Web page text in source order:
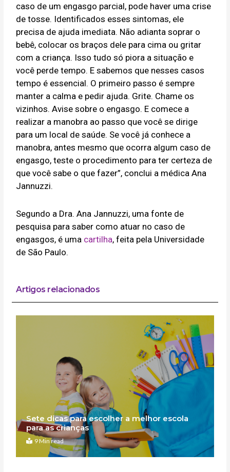
caso de um engasgo parcial, pode haver uma crise
de tosse. Identificados esses sintomas, ele
precisa de ajuda imediata. Não adianta soprar o
bebê, colocar os braços dele para cima ou gritar
com a criança. Isso tudo só piora a situação e
você perde tempo. E sabemos que nesses casos
tempo é essencial. O primeiro passo é sempre
manter a calma e pedir ajuda. Grite. Chame os
vizinhos. Avise sobre o engasgo. E comece a
realizar a manobra ao passo que você se dirige
para um local de saúde. Se você já conhece a
manobra, antes mesmo que ocorra algum caso de
engasgo, teste o procedimento para ter certeza de
que você sabe o que fazer”, conclui a médica Ana
Jannuzzi.
Segundo a Dra. Ana Jannuzzi, uma fonte de
pesquisa para saber como atuar no caso de
engasgos, é uma cartilha, feita pela Universidade
de São Paulo.
Artigos relacionados
Sete dicas para escolher a melhor escola
para as crianças
9 Min read